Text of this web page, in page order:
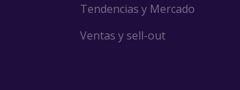
Tendencias y Mercado
Ventas y sell-out